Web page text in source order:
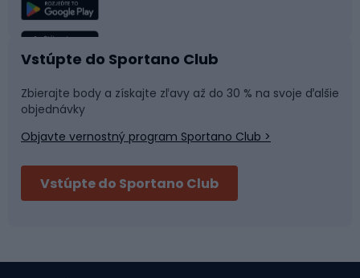
Rybolov
Športová medicína
Bushcraft
Bikepacking
Plávanie
Tímové športy
Fitness a posilňovňa
Cyklistické prilby
Vstúpte do Sportano Club
Zbierajte body a získajte zľavy až do 30 % na svoje ďalšie
objednávky
Objavte vernostný program Sportano Club >
Vstúpte do Sportano Club